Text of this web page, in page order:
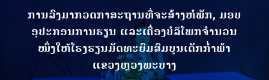
ການລົງມາກວດກາສະຖານທີ່ຈະສ້າງຫໍພັກ, ມອບ
ອຸປະກອນການຮຽນ ແລະເຄື່ອງບໍລິໂພກຈໍານວນ
ໜຶ່ງໃຫ້ໂຮງຮຽນມັດທະຍົມສົມບູນເດັກກໍ່າພ້າ
ແຂວງຫຼວງພະບາງ